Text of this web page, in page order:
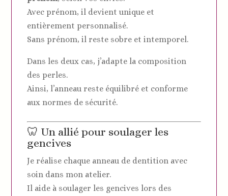
Avec prénom, il devient unique et
entièrement personnalisé.
Sans prénom, il reste sobre et intemporel.
Dans les deux cas, j’adapte la composition
des perles.
Ainsi, l’anneau reste équilibré et conforme
aux normes de sécurité.
🦷 Un allié pour soulager les
gencives
Je réalise chaque anneau de dentition avec
soin dans mon atelier.
Il aide à soulager les gencives lors des